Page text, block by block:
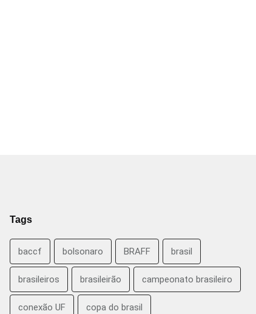
Tags
baccf bolsonaro BRAFF brasil
brasileiros brasileirão campeonato brasileiro
conexão UF copa do brasil